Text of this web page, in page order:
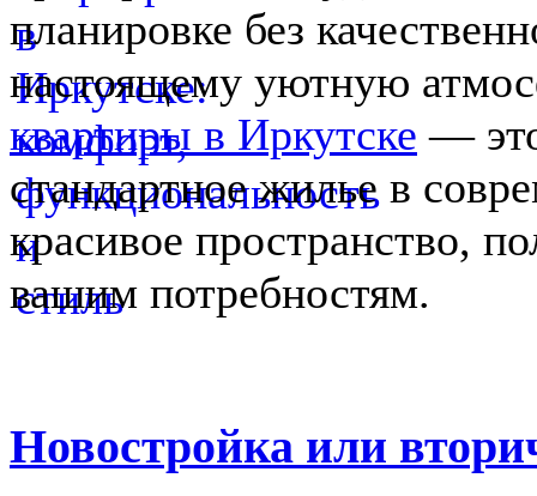
планировке без
настоящему уютную
квартиры в Иркутске —
стандартное жилье в
красивое пространство,
вашим потребностям.
Новостройка или